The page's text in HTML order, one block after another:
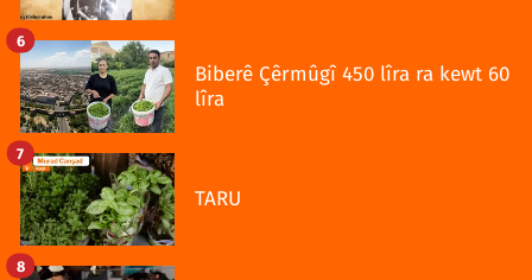
Biberê Çêrmûgî 450 lîra ra kewt 60
lîra
6
TARU
7
8